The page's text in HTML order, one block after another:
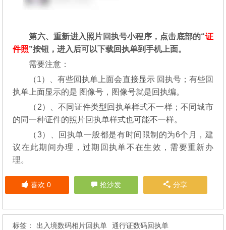
第六、重新进入照片回执号小程序，点击底部的“证
件照”按钮，进入后可以下载回执单到手机上面。
需要注意：
（1）、有些回执单上面会直接显示 回执号；有些回
执单上面显示的是 图像号，图像号就是回执编。
（2）、不同证件类型回执单样式不一样；不同城市
的同一种证件的照片回执单样式也可能不一样。
（3）、回执单一般都是有时间限制的为6个月，建
议在此期间办理，过期回执单不在生效，需要重新办
理。
喜欢 0 抢沙发 分享
标签： 出入境数码相片回执单 通行证数码回执单